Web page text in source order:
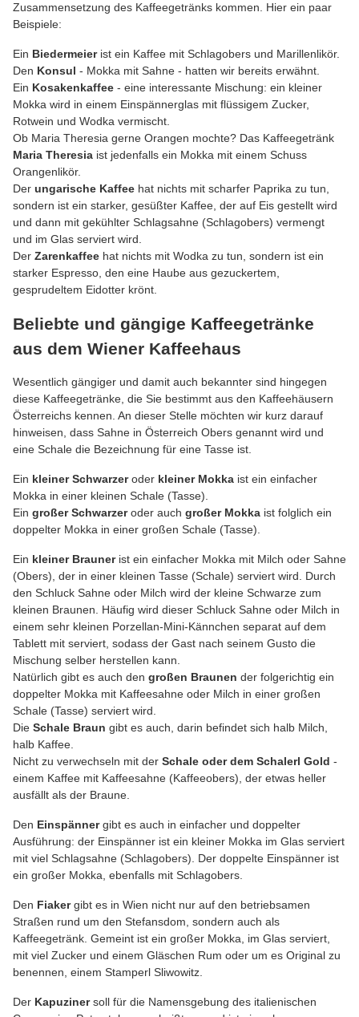
Zusammensetzung des Kaffeegetränks kommen. Hier ein paar
Beispiele:
Ein Biedermeier ist ein Kaffee mit Schlagobers und Marillenlikör.
Den Konsul - Mokka mit Sahne - hatten wir bereits erwähnt.
Ein Kosakenkaffee - eine interessante Mischung: ein kleiner
Mokka wird in einem Einspännerglas mit flüssigem Zucker,
Rotwein und Wodka vermischt.
Ob Maria Theresia gerne Orangen mochte? Das Kaffeegetränk
Maria Theresia ist jedenfalls ein Mokka mit einem Schuss
Orangenlikör.
Der ungarische Kaffee hat nichts mit scharfer Paprika zu tun,
sondern ist ein starker, gesüßter Kaffee, der auf Eis gestellt wird
und dann mit gekühlter Schlagsahne (Schlagobers) vermengt
und im Glas serviert wird.
Der Zarenkaffee hat nichts mit Wodka zu tun, sondern ist ein
starker Espresso, den eine Haube aus gezuckertem,
gesprudeltem Eidotter krönt.
Beliebte und gängige Kaffeegetränke
aus dem Wiener Kaffeehaus
Wesentlich gängiger und damit auch bekannter sind hingegen
diese Kaffeegetränke, die Sie bestimmt aus den Kaffeehäusern
Österreichs kennen. An dieser Stelle möchten wir kurz darauf
hinweisen, dass Sahne in Österreich Obers genannt wird und
eine Schale die Bezeichnung für eine Tasse ist.
Ein kleiner Schwarzeroder kleiner Mokka ist ein einfacher
Mokka in einer kleinen Schale (Tasse).
Ein großer Schwarzeroder auch großer Mokka ist folglich ein
doppelter Mokka in einer großen Schale (Tasse).
Ein kleiner Braunerist ein einfacher Mokka mit Milch oder Sahne
(Obers), der in einer kleinen Tasse (Schale) serviert wird. Durch
den Schluck Sahne oder Milch wird der kleine Schwarze zum
kleinen Braunen. Häufig wird dieser Schluck Sahne oder Milch in
einem sehr kleinen Porzellan-Mini-Kännchen separat auf dem
Tablett mit serviert, sodass der Gast nach seinem Gusto die
Mischung selber herstellen kann.
Natürlich gibt es auch den großen Braunen der folgerichtig ein
doppelter Mokka mit Kaffeesahne oder Milch in einer großen
Schale (Tasse) serviert wird.
Die Schale Braun gibt es auch, darin befindet sich halb Milch,
halb Kaffee.
Nicht zu verwechseln mit der Schale oder dem Schalerl Gold -
einem Kaffee mit Kaffeesahne (Kaffeeobers), der etwas heller
ausfällt als der Braune.
Den Einspännergibt es auch in einfacher und doppelter
Ausführung: der Einspänner ist ein kleiner Mokka im Glas serviert
mit viel Schlagsahne (Schlagobers). Der doppelte Einspänner ist
ein großer Mokka, ebenfalls mit Schlagobers.
Den Fiakergibt es in Wien nicht nur auf den betriebsamen
Straßen rund um den Stefansdom, sondern auch als
Kaffeegetränk. Gemeint ist ein großer Mokka, im Glas serviert,
mit viel Zucker und einem Gläschen Rum oder um es Original zu
benennen, einem Stamperl Sliwowitz.
Der Kapuzinersoll für die Namensgebung des italienischen